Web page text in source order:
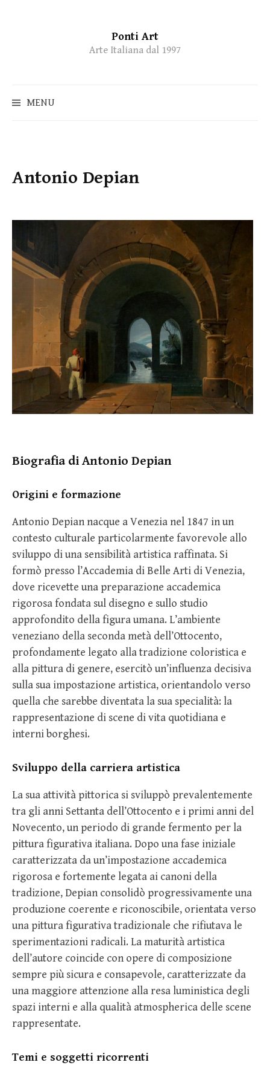
Ponti Art
Arte Italiana dal 1997
MENU
Antonio Depian
Biografia di Antonio Depian
Origini e formazione
Antonio Depian nacque a Venezia nel 1847 in un
contesto culturale particolarmente favorevole allo
sviluppo di una sensibilità artistica raffinata. Si
formò presso l’Accademia di Belle Arti di Venezia,
dove ricevette una preparazione accademica
rigorosa fondata sul disegno e sullo studio
approfondito della figura umana. L’ambiente
veneziano della seconda metà dell’Ottocento,
profondamente legato alla tradizione coloristica e
alla pittura di genere, esercitò un’influenza decisiva
sulla sua impostazione artistica, orientandolo verso
quella che sarebbe diventata la sua specialità: la
rappresentazione di scene di vita quotidiana e
interni borghesi.
Sviluppo della carriera artistica
La sua attività pittorica si sviluppò prevalentemente
tra gli anni Settanta dell’Ottocento e i primi anni del
Novecento, un periodo di grande fermento per la
pittura figurativa italiana. Dopo una fase iniziale
caratterizzata da un’impostazione accademica
rigorosa e fortemente legata ai canoni della
tradizione, Depian consolidò progressivamente una
produzione coerente e riconoscibile, orientata verso
una pittura figurativa tradizionale che rifiutava le
sperimentazioni radicali. La maturità artistica
dell’autore coincide con opere di composizione
sempre più sicura e consapevole, caratterizzate da
una maggiore attenzione alla resa luministica degli
spazi interni e alla qualità atmospherica delle scene
rappresentate.
Temi e soggetti ricorrenti